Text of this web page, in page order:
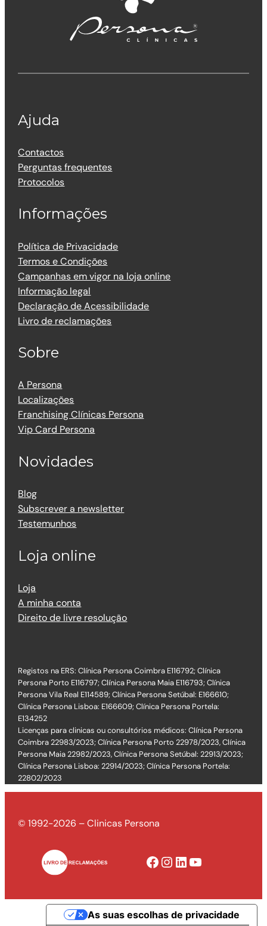
Ajuda
Contactos
Perguntas frequentes
Protocolos
Informações
Política de Privacidade
Termos e Condições
Campanhas em vigor na loja online
Informação legal
Declaração de Acessibilidade
Livro de reclamações
Sobre
A Persona
Localizações
Franchising Clínicas Persona
Vip Card Persona
Novidades
Blog
Subscrever a newsletter
Testemunhos
Loja online
Loja
A minha conta
Direito de livre resolução
Registos na ERS: Clínica Persona Coimbra E116792; Clínica
Persona Porto E116797; Clínica Persona Maia E116793; Clínica
Persona Vila Real E114589; Clínica Persona Setúbal: E166610;
Clínica Persona Lisboa: E166609; Clínica Persona Portela:
E134252
Licenças para clinicas ou consultórios médicos: Clínica Persona
Coimbra 22983/2023; Clínica Persona Porto 22978/2023, Clínica
Persona Maia 22982/2023, Clínica Persona Setúbal: 22913/2023;
Clínica Persona Lisboa: 22914/2023; Clínica Persona Portela:
22802/2023
© 1992-2026 – Clinicas Persona
Facebook Instagram LinkedIn YouTube
As suas escolhas de privacidade